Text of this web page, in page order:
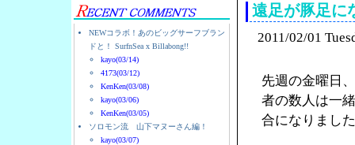
NEWコラボ！あのビッグサーフブラン
ドと！ SurfnSea x Billabong!!
kayo(03/14)
4173(03/12)
KenKen(03/08)
kayo(03/06)
KenKen(03/05)
ソロモン流 山下マヌーさん編！
kayo(03/07)
遠足が豚足に
2011/02/01
先週の金曜日
者の数人は一
合になりまし